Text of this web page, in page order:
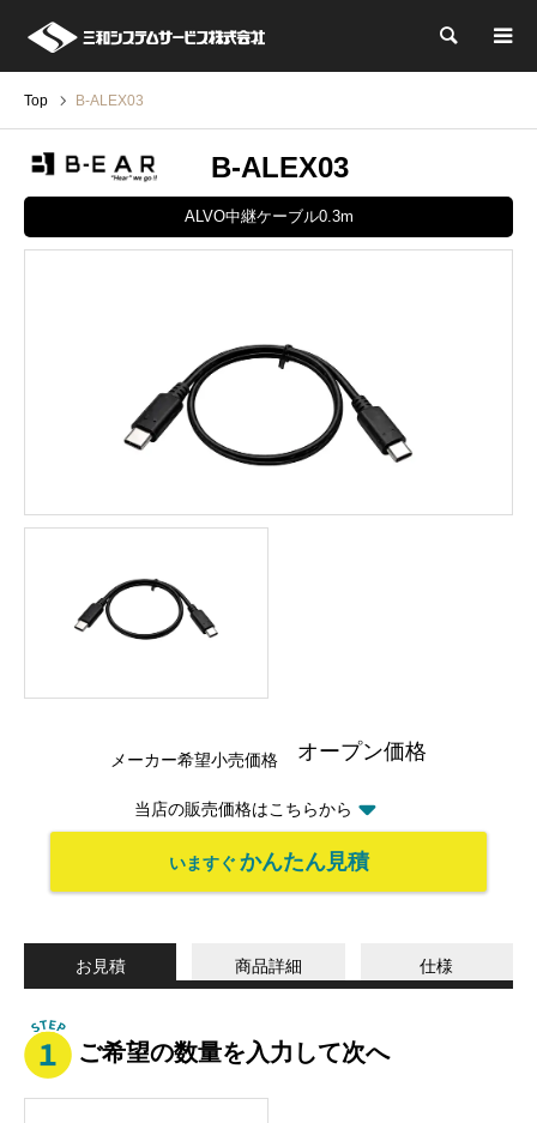
検索
Top B-ALEX03
B-ALEX03
ALVO中継ケーブル0.3m
メーカー希望小売価格 オープン価格
当店の販売価格はこちらから
いますぐ かんたん見積
お見積 商品詳細 仕様
ご希望の数量を入力して次へ